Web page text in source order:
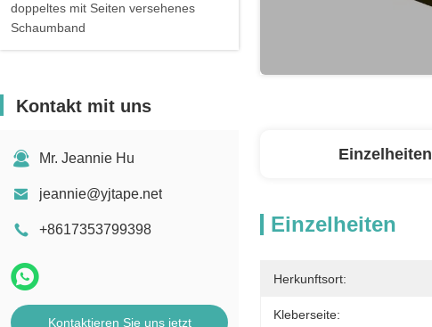
doppeltes mit Seiten versehenes
Schaumband
Kontakt mit uns
Mr. Jeannie Hu
jeannie@yjtape.net
+8617353799398
Kontaktieren Sie uns jetzt
Einzelheiten
Einzelheiten
Herkunftsort:
Kleberseite: